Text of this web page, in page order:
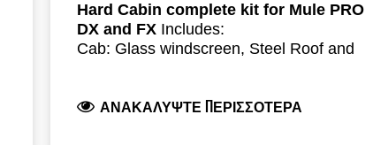
Hard Cabin complete kit for Mule PRO
DX and FX Includes:
Cab: Glass windscreen, Steel Roof and
Wiper and washer kit
Structure made of high grade steel with
ΑΝΑΚΑΛΎΨΤΕ ΠΕΡΙΣΣΌΤΕΡΑ